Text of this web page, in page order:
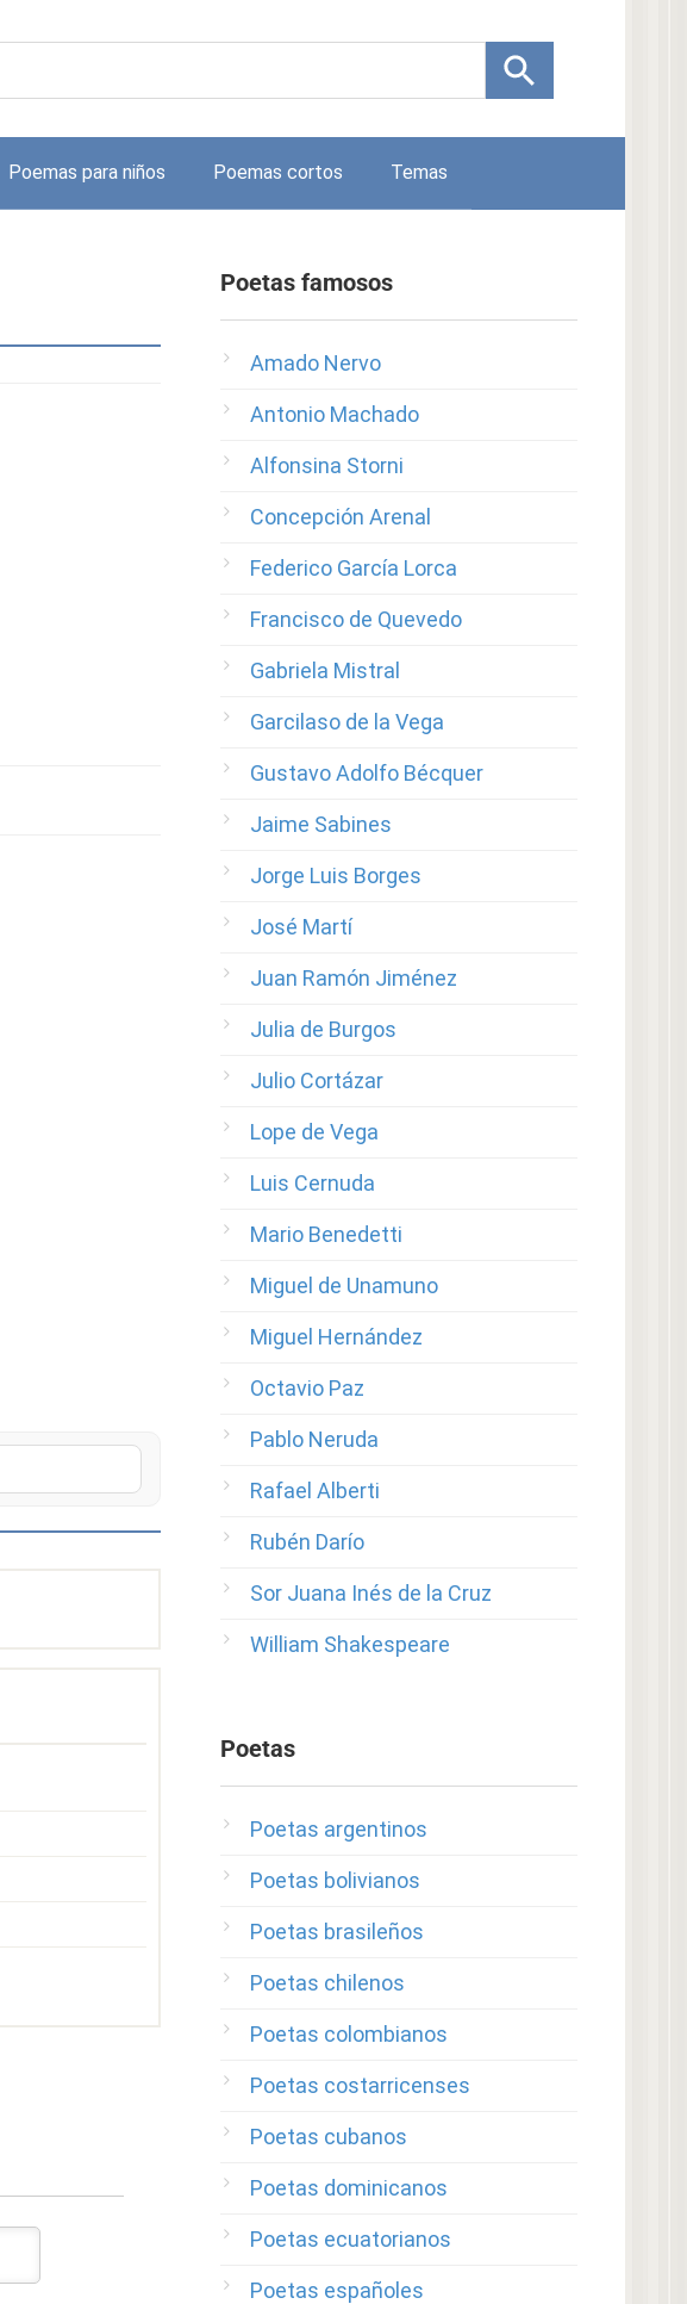
Poemas para niños Poemas cortos Temas
Poetas famosos
Amado Nervo
Antonio Machado
Alfonsina Storni
Concepción Arenal
Federico García Lorca
Francisco de Quevedo
Gabriela Mistral
Garcilaso de la Vega
Gustavo Adolfo Bécquer
Jaime Sabines
Jorge Luis Borges
José Martí
Juan Ramón Jiménez
Julia de Burgos
Julio Cortázar
Lope de Vega
Luis Cernuda
Mario Benedetti
Miguel de Unamuno
Miguel Hernández
Octavio Paz
Pablo Neruda
Rafael Alberti
Rubén Darío
Sor Juana Inés de la Cruz
William Shakespeare
Poetas
Poetas argentinos
Poetas bolivianos
Poetas brasileños
Poetas chilenos
Poetas colombianos
Poetas costarricenses
Poetas cubanos
Poetas dominicanos
Poetas ecuatorianos
Poetas españoles